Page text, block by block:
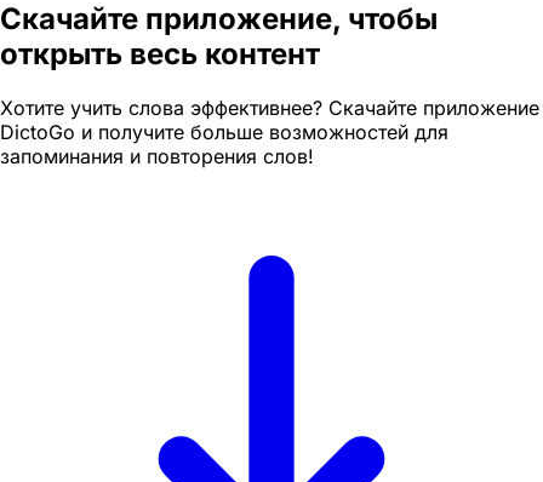
Скачайте приложение, чтобы
открыть весь контент
Хотите учить слова эффективнее? Скачайте приложение
DictoGo и получите больше возможностей для
запоминания и повторения слов!